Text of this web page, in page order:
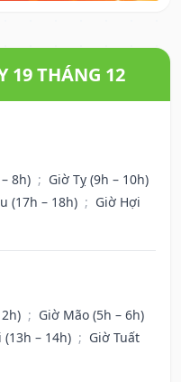
19 THÁNG 12
8h) ; Giờ Tỵ (9h – 10h)
(17h – 18h) ; Giờ Hợi
; Giờ Mão (5h – 6h)
(13h – 14h) ; Giờ Tuất